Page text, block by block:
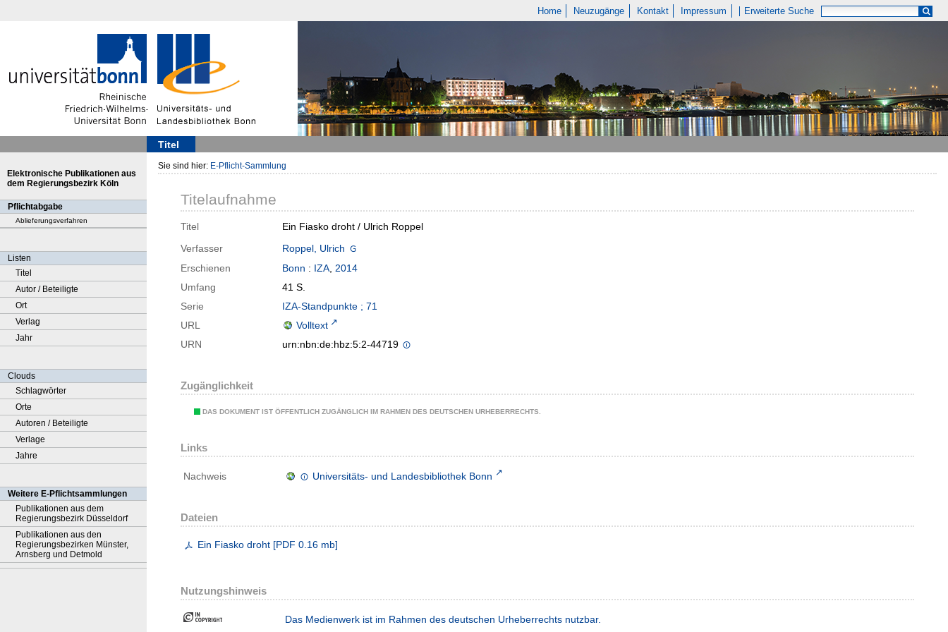
Home Neuzugänge Kontakt Impressum Erweiterte Suche
Titel
Elektronische Publikationen aus
dem Regierungsbezirk Köln
Pflichtabgabe
Ablieferungsverfahren
Listen
Titel
Autor / Beteiligte
Ort
Verlag
Jahr
Clouds
Schlagwörter
Orte
Autoren / Beteiligte
Verlage
Jahre
Weitere E-Pflichtsammlungen
Publikationen aus dem
Regierungsbezirk Düsseldorf
Publikationen aus den
Regierungsbezirken Münster,
Arnsberg und Detmold
Sie sind hier: E-Pflicht-Sammlung
Titelaufnahme
Titel
Ein Fiasko droht / Ulrich Roppel
Verfasser
Roppel, Ulrich
Erschienen
Bonn : IZA, 2014
Umfang
41 S.
Serie
IZA-Standpunkte ; 71
URL
Volltext
URN
urn:nbn:de:hbz:5:2-44719
Zugänglichkeit
DAS DOKUMENT IST ÖFFENTLICH ZUGÄNGLICH IM RAHMEN DES DEUTSCHEN URHEBERRECHTS.
Links
Nachweis Universitäts- und Landesbibliothek Bonn
Dateien
Ein Fiasko droht [PDF 0.16 mb]
Nutzungshinweis
Das Medienwerk ist im Rahmen des deutschen Urheberrechts nutzbar.